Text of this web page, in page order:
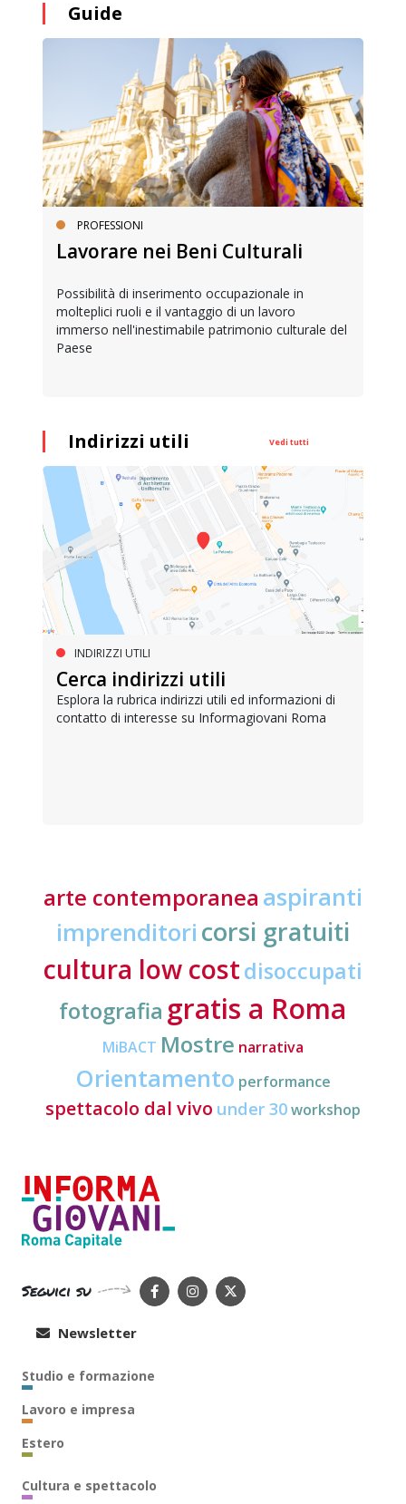
Guide
PROFESSIONI
Lavorare nei Beni Culturali
Possibilità di inserimento occupazionale in
molteplici ruoli e il vantaggio di un lavoro
immerso nell'inestimabile patrimonio culturale del
Paese
Indirizzi utili Vedi tutti
INDIRIZZI UTILI
Cerca indirizzi utili
Esplora la rubrica indirizzi utili ed informazioni di
contatto di interesse su Informagiovani Roma
arte contemporanea aspiranti
imprenditori corsi gratuiti
cultura low costdisoccupati
fotografia gratis a Roma
MiBACT Mostre narrativa
Orientamento performance
spettacolo dal vivo under 30workshop
Seguici su
Newsletter
Studio e formazione
Lavoro e impresa
Estero
Cultura e spettacolo